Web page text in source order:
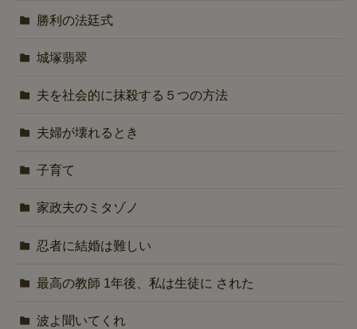
勝利の法廷式
城塚翡翠
夫を社会的に抹殺する５つの方法
夫婦が壊れるとき
子育て
家政夫のミタゾノ
忍者に結婚は難しい
最高の教師 1年後、私は生徒に された
波よ聞いてくれ